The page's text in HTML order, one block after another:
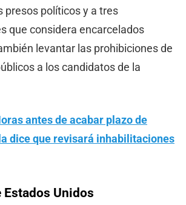
presos políticos y a tres
que considera encarcelados
levantar las prohibiciones de
a los candidatos de la
antes de acabar plazo de
dice que revisará inhabilitaciones
Estados Unidos